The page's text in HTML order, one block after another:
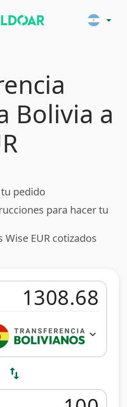
arrow_drop_down
Bolivia a
pedido
para hacer tu
Wise EUR cotizados
expand_more
swap_vert